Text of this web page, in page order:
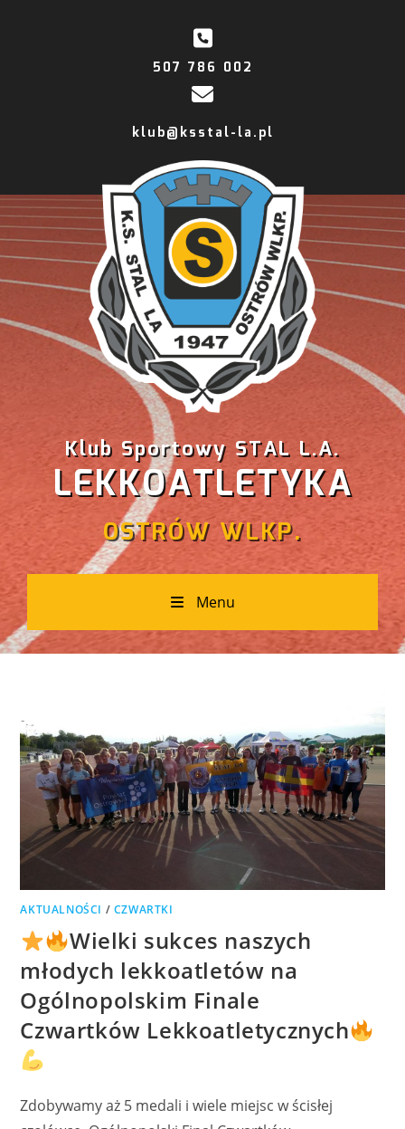
507 786 002
klub@ksstal-la.pl
Klub Sportowy STAL L.A.
LEKKOATLETYKA
OSTRÓW WLKP.
Menu
AKTUALNOŚCI / CZWARTKI
Wielki sukces naszych
młodych lekkoatletów na
Ogólnopolskim Finale
Czwartków Lekkoatletycznych
Zdobywamy aż 5 medali i wiele miejsc w ścisłej